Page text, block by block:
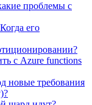
проблемы с
его
с Azure functions
новые требования